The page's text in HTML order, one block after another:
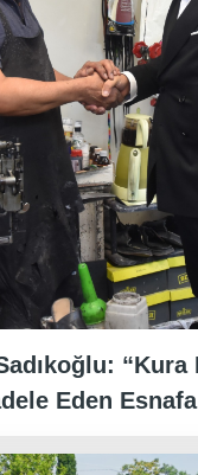
“Kura
Eden